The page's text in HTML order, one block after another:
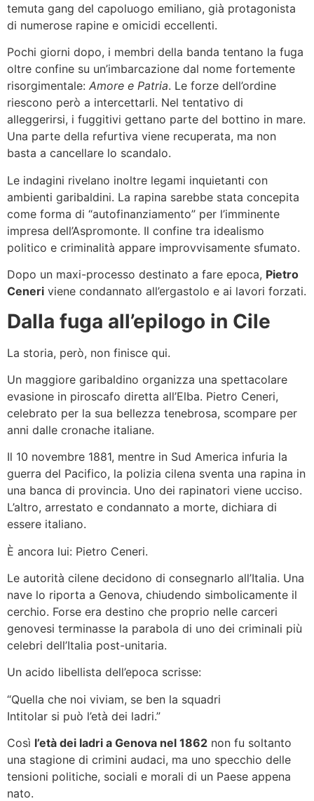
temuta gang del capoluogo emiliano, già protagonista
di numerose rapine e omicidi eccellenti.
Pochi giorni dopo, i membri della banda tentano la fuga
oltre confine su un’imbarcazione dal nome fortemente
risorgimentale: Amore e Patria. Le forze dell’ordine
riescono però a intercettarli. Nel tentativo di
alleggerirsi, i fuggitivi gettano parte del bottino in mare.
Una parte della refurtiva viene recuperata, ma non
basta a cancellare lo scandalo.
Le indagini rivelano inoltre legami inquietanti con
ambienti garibaldini. La rapina sarebbe stata concepita
come forma di “autofinanziamento” per l’imminente
impresa dell’Aspromonte. Il confine tra idealismo
politico e criminalità appare improvvisamente sfumato.
Dopo un maxi-processo destinato a fare epoca, Pietro
Ceneri viene condannato all’ergastolo e ai lavori forzati.
Dalla fuga all’epilogo in Cile
La storia, però, non finisce qui.
Un maggiore garibaldino organizza una spettacolare
evasione in piroscafo diretta all’Elba. Pietro Ceneri,
celebrato per la sua bellezza tenebrosa, scompare per
anni dalle cronache italiane.
Il 10 novembre 1881, mentre in Sud America infuria la
guerra del Pacifico, la polizia cilena sventa una rapina in
una banca di provincia. Uno dei rapinatori viene ucciso.
L’altro, arrestato e condannato a morte, dichiara di
essere italiano.
È ancora lui: Pietro Ceneri.
Le autorità cilene decidono di consegnarlo all’Italia. Una
nave lo riporta a Genova, chiudendo simbolicamente il
cerchio. Forse era destino che proprio nelle carceri
genovesi terminasse la parabola di uno dei criminali più
celebri dell’Italia post-unitaria.
Un acido libellista dell’epoca scrisse:
“Quella che noi viviam, se ben la squadri
Intitolar si può l’età dei ladri.”
Così l’età dei ladri a Genova nel 1862 non fu soltanto
una stagione di crimini audaci, ma uno specchio delle
tensioni politiche, sociali e morali di un Paese appena
nato.